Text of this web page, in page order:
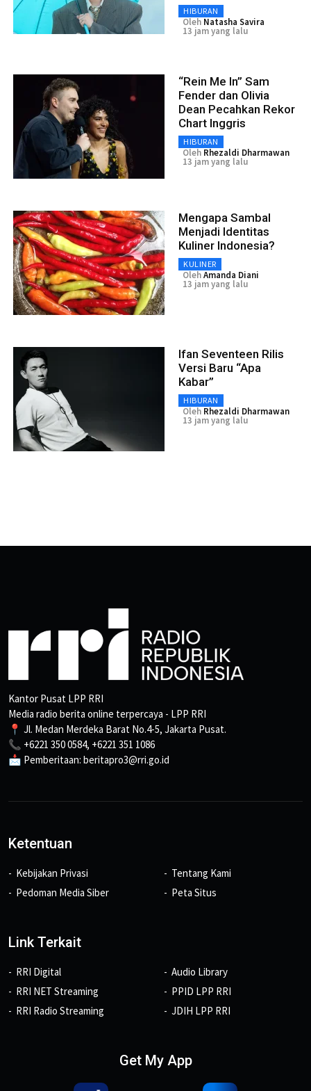
HIBURAN
Oleh Natasha Savira
13 jam yang lalu
“Rein Me In” Sam
Fender dan Olivia
Dean Pecahkan Rekor
Chart Inggris
HIBURAN
Oleh Rhezaldi Dharmawan
13 jam yang lalu
Mengapa Sambal
Menjadi Identitas
Kuliner Indonesia?
KULINER
OlehAmanda Diani
13 jam yang lalu
Ifan Seventeen Rilis
Versi Baru “Apa
Kabar”
HIBURAN
Oleh Rhezaldi Dharmawan
13 jam yang lalu
Kantor Pusat LPP RRI
Media radio berita online terpercaya - LPP RRI
📍 Jl. Medan Merdeka Barat No.4-5, Jakarta Pusat.
📞 +6221 350 0584, +6221 351 1086
📩 Pemberitaan: beritapro3@rri.go.id
Ketentuan
Kebijakan Privasi
Pedoman Media Siber
Tentang Kami
Peta Situs
Link Terkait
RRI Digital
RRI NET Streaming
RRI Radio Streaming
Audio Library
PPID LPP RRI
JDIH LPP RRI
Get My App